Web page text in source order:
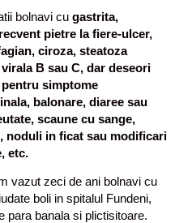
bolnavi cu gastrita,
pietre la fiere-ulcer,
ciroza, steatoza
B sau C, dar deseori
simptome
balonare, diaree sau
scaune cu sange,
noduli in ficat sau modificari
etc.
vazut zeci de ani bolnavi cu
boli in spitalul Fundeni,
para banala si plictisitoare.